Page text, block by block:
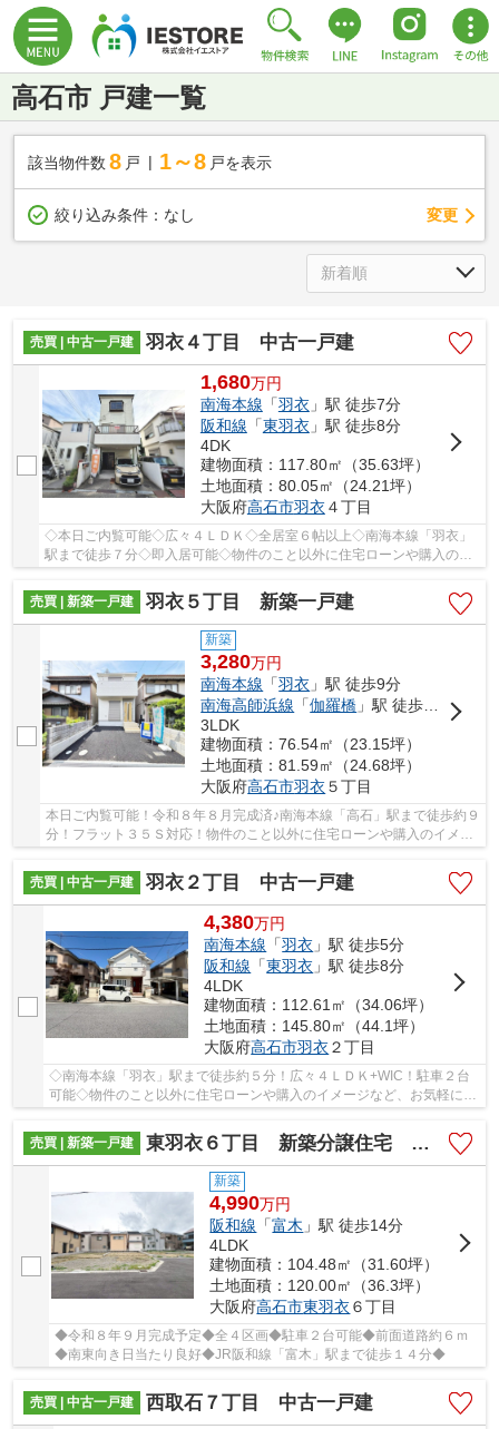
高石市 戸建一覧
該当物件数 8 戸 1～8 戸を表示
絞り込み条件： なし 変更
売買 | 中古一戸建 羽衣４丁目 中古一戸建
1,680万円
南海本線 「羽衣」駅 徒歩7分
阪和線 「東羽衣」駅 徒歩8分
4DK
建物面積：117.80㎡（35.63坪）
土地面積：80.05㎡（24.21坪）
大阪府高石市羽衣４丁目
◇本日ご内覧可能◇広々４ＬＤＫ◇全居室６帖以上◇南海本線「羽衣」
駅まで徒歩７分◇即入居可能◇物件のこと以外に住宅ローンや購入のイ
メージなど、お気軽にお問い合わせください♪
売買 | 新築一戸建
羽衣５丁目 新築一戸建
新築
3,280万円
南海本線 「羽衣 」駅 徒歩9分
南海高師浜線 「伽羅橋 」駅 徒歩6分
3LDK
建物面積：76.54㎡（23.15坪）
土地面積：81.59㎡（24.68坪）
大阪府高石市羽衣５丁目
本日ご内覧可能！令和８年８月完成済♪南海本線「高石」駅まで徒歩約９
分！フラット３５Ｓ対応！物件のこと以外に住宅ローンや購入のイメー
売買 | 中古一戸建
羽衣２丁目 中古一戸建
4,380万円
南海本線 「羽衣 」駅 徒歩5分
阪和線 「東羽衣 」駅 徒歩8分
4LDK
建物面積：112.61㎡（34.06坪）
土地面積：145.80㎡（44.1坪）
大阪府高石市羽衣２丁目
◇南海本線「羽衣」駅まで徒歩約５分！広々４ＬＤＫ+WIC！駐車２台
可能◇物件のこと以外に住宅ローンや購入のイメージなど、お気軽にお
売買 | 新築一戸建
東羽衣６丁目 新築分譲住宅 全４区画
新築
4,990万円
阪和線 「富木 」駅 徒歩14分
4LDK
建物面積：104.48㎡（31.60坪）
土地面積：120.00㎡（36.3坪）
大阪府高石市東羽衣６丁目
◆令和８年９月完成予定◆全４区画◆駐車２台可能◆前面道路約６ｍ
◆南東向き日当たり良好◆JR阪和線「富木」駅まで徒歩１４分◆
売買 | 中古一戸建 西取石７丁目 中古一戸建